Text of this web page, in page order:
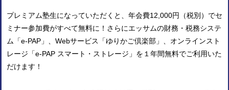
プレミアム塾生になっていただくと、年会費12,000円（税別）でセ
ミナー参加費がすべて無料に！さらにエッサムの財務・税務システ
ム「e-PAP」、Webサービス「ゆりかご倶楽部」、オンラインスト
レージ「e-PAP スマート・ストレージ」 を１年間無料でご利用いた
だけます！